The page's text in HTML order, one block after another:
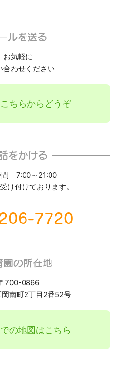
ルを送る
お気軽に
合わせください
ちらからどうぞ
をかける
間 7:00～21:00
け付けております。
7720
園の所在地
700-0866
岡南町2丁目2番52号
の地図はこちら